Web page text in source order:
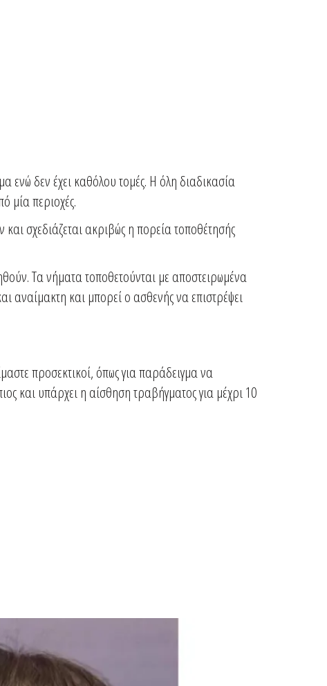
ενώ δεν έχει καθόλου τομές. Η όλη διαδικασία
μία περιοχές.
σχεδιάζεται ακριβώς η πορεία τοποθέτησής
Τα νήματα τοποθετούνται με αποστειρωμένα
αναίμακτη και μπορεί ο ασθενής να επιστρέψει
προσεκτικοί, όπως για παράδειγμα να
και υπάρχει η αίσθηση τραβήγματος για μέχρι 10